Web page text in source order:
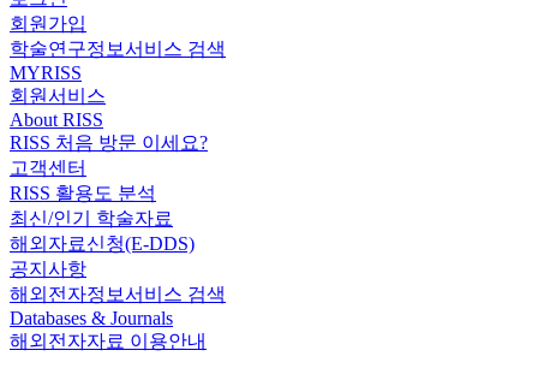
회원가입
학술연구정보서비스 검색
MYRISS
회원서비스
About RISS
RISS 처음 방문 이세요?
고객센터
RISS 활용도 분석
최신/인기 학술자료
해외자료신청(E-DDS)
공지사항
해외전자정보서비스 검색
Databases & Journals
해외전자자료 이용안내